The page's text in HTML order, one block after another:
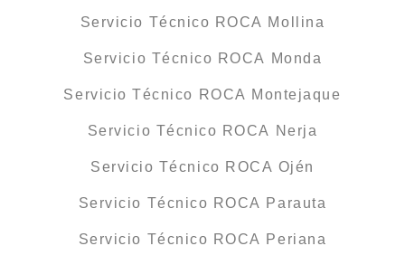
Servicio Técnico ROCA Mollina
Servicio Técnico ROCA Monda
Servicio Técnico ROCA Montejaque
Servicio Técnico ROCA Nerja
Servicio Técnico ROCA Ojén
Servicio Técnico ROCA Parauta
Servicio Técnico ROCA Periana